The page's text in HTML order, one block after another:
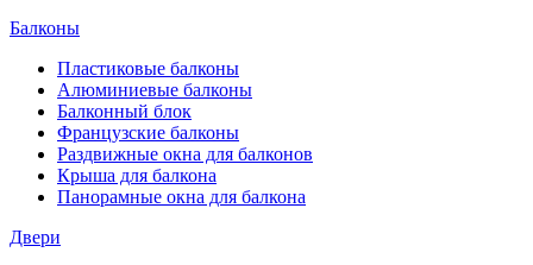
Балконы
Пластиковые балконы
Алюминиевые балконы
Балконный блок
Французские балконы
Раздвижные окна для балконов
Крыша для балкона
Панорамные окна для балкона
Двери